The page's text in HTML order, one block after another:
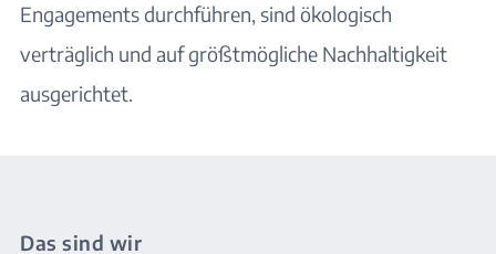
Engagements durchführen, sind ökologisch
verträglich und auf größtmögliche Nachhaltigkeit
ausgerichtet.
Das sind wir